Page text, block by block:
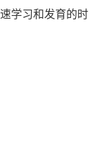
学习和发育的时